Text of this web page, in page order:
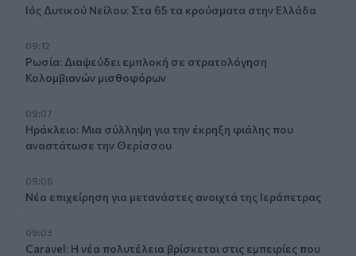
Ιός Δυτικού Νείλου: Στα 65 τα κρούσματα στην Ελλάδα
09:12
Ρωσία: Διαψεύδει εμπλοκή σε στρατολόγηση
Κολομβιανών μισθοφόρων
09:07
Ηράκλειο: Μια σύλληψη για την έκρηξη φιάλης που
αναστάτωσε την Θερίσσου
09:06
Νέα επιχείρηση για μετανάστες ανοιχτά της Ιεράπετρας
09:03
Caravel: Η νέα πολυτέλεια βρίσκεται στις εμπειρίες που